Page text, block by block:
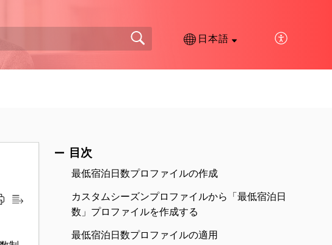
日本語
目次
最低宿泊日数プロファイルの作成
カスタムシーズンプロファイルから「最低宿泊日
数」プロファイルを作成する
最低宿泊日数プロファイルの適用